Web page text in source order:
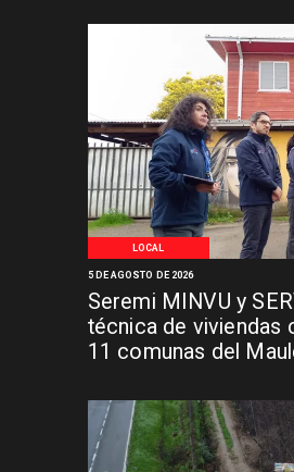
LOCAL
Seremi MINVU y
técnica de viviendas
11 comunas del
5 DE AGOSTO DE 2026